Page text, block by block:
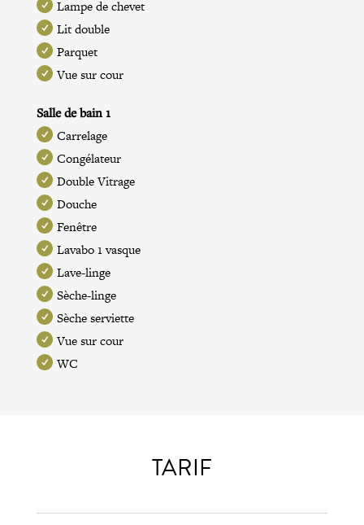
Lampe de chevet
Lit double
Parquet
Vue sur cour
Salle de bain 1
Carrelage
Congélateur
Double Vitrage
Douche
Fenêtre
Lavabo 1 vasque
Lave-linge
Sèche-linge
Sèche serviette
Vue sur cour
WC
TARIF